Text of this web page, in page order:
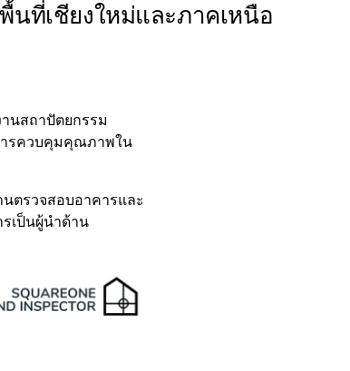
นที่เชียงใหม่และภาคเหนือ
นสถาปัตยกรรม
ารควบคุมคุณภาพใน
นตรวจสอบอาคารและ
เป็นผู้นำด้าน